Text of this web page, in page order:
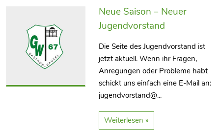
Neue Saison – Neuer
Jugendvorstand
Die Seite des Jugendvorstand ist
jetzt aktuell. Wenn ihr Fragen,
Anregungen oder Probleme habt
schickt uns einfach eine E-Mail an:
jugendvorstand@...
Weiterlesen »